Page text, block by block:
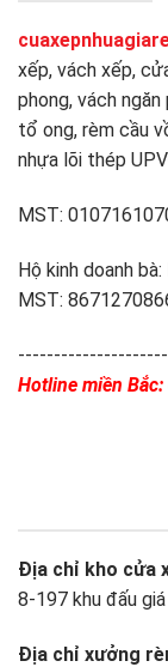
xếp, vách xếp,
phong, vách ngăn
tổ ong, rèm cầu
nhựa lõi thép
MST:
Hộ kinh doanh
MST:
Hotline miền
Địa chỉ kho cửa
8-197 khu đấu
Địa chỉ xưởng